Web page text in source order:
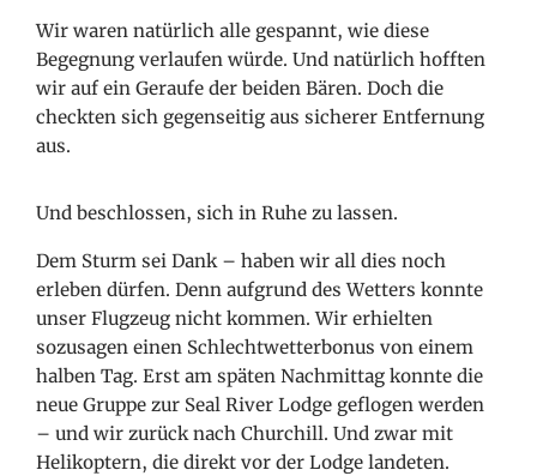
Wir waren natürlich alle gespannt, wie diese
Begegnung verlaufen würde. Und natürlich hofften
wir auf ein Geraufe der beiden Bären. Doch die
checkten sich gegenseitig aus sicherer Entfernung
aus.
Und beschlossen, sich in Ruhe zu lassen.
Dem Sturm sei Dank – haben wir all dies noch
erleben dürfen. Denn aufgrund des Wetters konnte
unser Flugzeug nicht kommen. Wir erhielten
sozusagen einen Schlechtwetterbonus von einem
halben Tag. Erst am späten Nachmittag konnte die
neue Gruppe zur Seal River Lodge geflogen werden
– und wir zurück nach Churchill. Und zwar mit
Helikoptern, die direkt vor der Lodge landeten.